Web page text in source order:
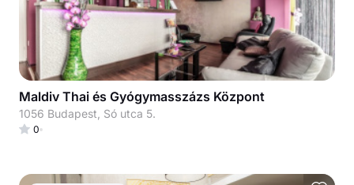
Maldiv Thai és Gyógymasszázs Központ
1056 Budapest, Só utca 5.
0